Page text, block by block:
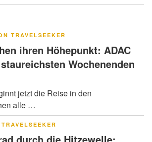
TRAVELSEEKER
ihren Höhepunkt: ADAC
Wochenenden
jetzt die Reise in den
alle …